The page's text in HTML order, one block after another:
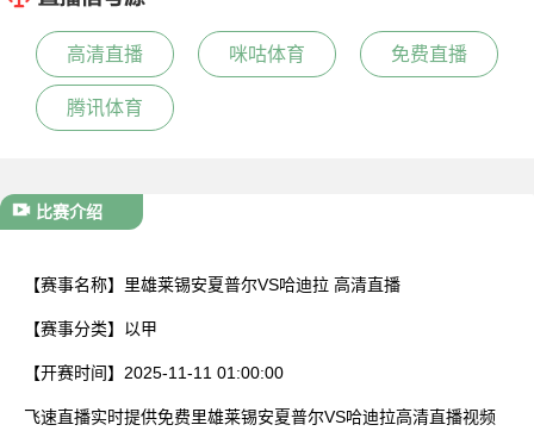
高清直播 咪咕体育 免费直播
腾讯体育
比赛介绍
【赛事名称】 里雄莱锡安夏普尔VS哈迪拉 高清直播
【赛事分类】 以甲
【开赛时间】 2025-11-11 01:00:00
飞速直播实时提供免费里雄莱锡安夏普尔VS哈迪拉高清直播视频